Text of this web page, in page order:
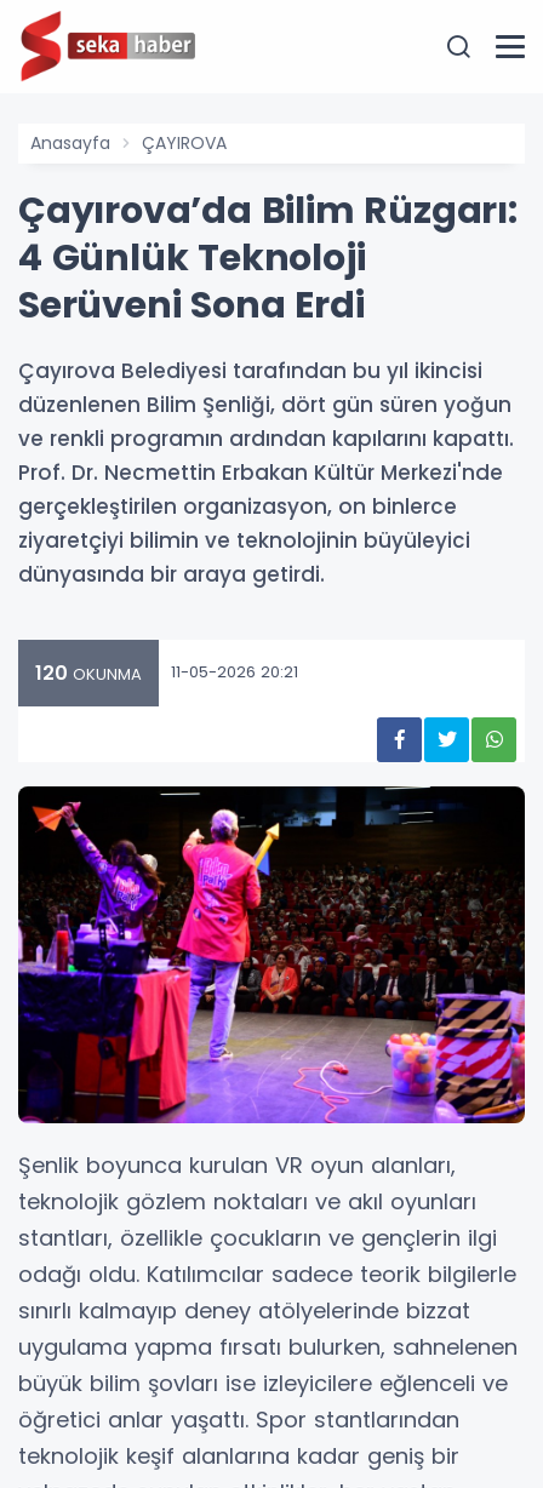
Anasayfa ÇAYIROVA
Çayırova’da Bilim Rüzgarı:
4 Günlük Teknoloji
Serüveni Sona Erdi
Çayırova Belediyesi tarafından bu yıl ikincisi
düzenlenen Bilim Şenliği, dört gün süren yoğun
ve renkli programın ardından kapılarını kapattı.
Prof. Dr. Necmettin Erbakan Kültür Merkezi'nde
gerçekleştirilen organizasyon, on binlerce
ziyaretçiyi bilimin ve teknolojinin büyüleyici
dünyasında bir araya getirdi.
120 OKUNMA 11-05-2026 20:21
Şenlik boyunca kurulan VR oyun alanları,
teknolojik gözlem noktaları ve akıl oyunları
stantları, özellikle çocukların ve gençlerin ilgi
odağı oldu. Katılımcılar sadece teorik bilgilerle
sınırlı kalmayıp deney atölyelerinde bizzat
uygulama yapma fırsatı bulurken, sahnelenen
büyük bilim şovları ise izleyicilere eğlenceli ve
öğretici anlar yaşattı. Spor stantlarından
teknolojik keşif alanlarına kadar geniş bir